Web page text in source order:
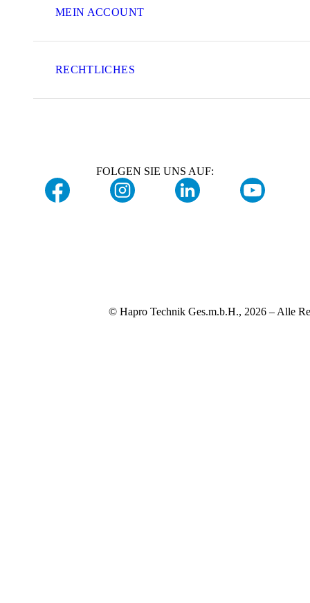
MEIN ACCOUNT
RECHTLICHES
FOLGEN SIE UNS AUF:
© Hapro Technik Ges.m.b.H., 2026 – Alle